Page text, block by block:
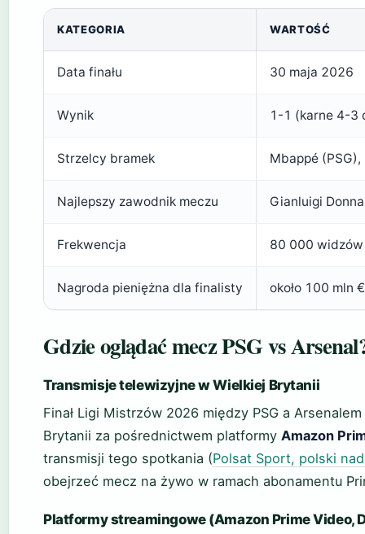
KATEGORIA WARTOŚĆ
Data finału 30 maja 2026
Wynik 1-1 (karne 4-3
Strzelcy bramek Mbappé
Najlepszy zawodnik meczu Gianluigi
Frekwencja 80 000 widzów
Nagroda pieniężna dla finalisty około 100 mln
Gdzie oglądać mecz PSG vs
Transmisje telewizyjne w Wielkiej Brytanii
Finał Ligi Mistrzów 2026 między PSG a
Brytanii za pośrednictwem platformy Amazon
transmisji tego spotkania (Polsat Sport, polski
obejrzeć mecz na żywo w ramach abonamentu
Platformy streamingowe (Amazon Prime Video,